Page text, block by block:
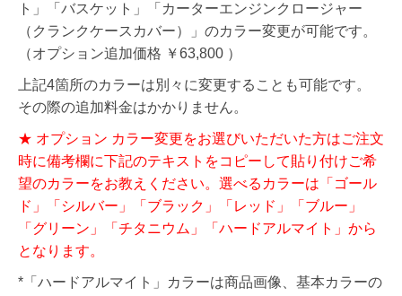
ト」「バスケット」「カーターエンジンクロージャー
（クランクケースカバー）」のカラー変更が可能です。
（オプション追加価格 ￥63,800 ）
上記4箇所のカラーは別々に変更することも可能です。
その際の追加料金はかかりません。
★ オプション カラー変更をお選びいただいた方はご注文
時に備考欄に下記のテキストをコピーして貼り付けご希
望のカラーをお教えください。選べるカラーは「ゴール
ド」「シルバー」「ブラック」「レッド」「ブルー」
「グリーン」「チタニウム」「ハードアルマイト」から
となります。
*「ハードアルマイト」カラーは商品画像、基本カラーの